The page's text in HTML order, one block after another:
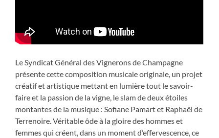
Le Syndicat Général des Vignerons de Champagne
présente cette composition musicale originale, un projet
créatif et artistique mettant en lumière tout le savoir-
faire et la passion de la vigne, le slam de deux étoiles
montantes de la musique : Sofiane Pamart et Raphaël de
Terrenoire. Véritable ôde à la gloire des hommes et
femmes qui créent, dans un moment d’effervescence, ce